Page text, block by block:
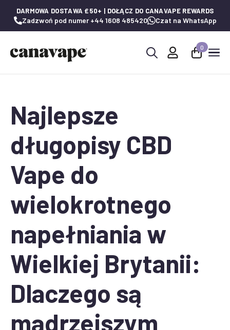
DARMOWA DOSTAWA £50+ | DOŁĄCZ DO CANAVAPE REWARDS
Zadzwoń pod numer +44 1608 485420 Czat na WhatsApp
0
Najlepsze
długopisy CBD
Vape do
wielokrotnego
napełniania w
Wielkiej Brytanii:
Dlaczego są
mądrzejszym